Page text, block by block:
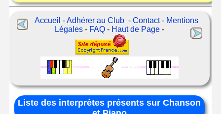
Accueil -Adhérer au Club- Contact- Mentions
Légales- FAQ- Haut de Page-
Liste des interprètes présents sur Chanson